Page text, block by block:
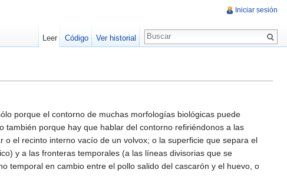
porque el contorno de muchas morfologías biológicas puede
también porque hay que hablar del contorno refiriéndonos a las
el recinto interno vacío de un volvox; o la superficie que separa el
y a las fronteras temporales (a las líneas divisorias que se
temporal en cambio entre el pollo salido del cascarón y el huevo, o
Iniciar sesión
Leer Código Ver historial